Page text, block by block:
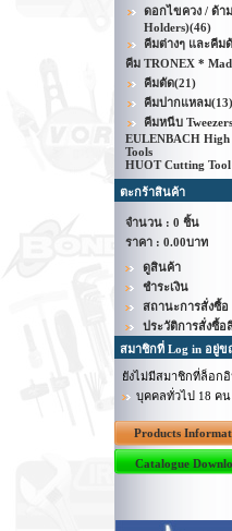
ดอกไขควง / ด้า
Holders)(46)
คีมต่างๆ และคีม
คีม TRONEX *
คีมตัด(21)
คีมปากแหลม(13)
คีมหนีบ Tweezers
EULENBACH
Tools
HUOT Cutting Tool
ตะกร้าสินค้า
จำนวน : 0 ชิ้น
ราคา : 0.00บาท
ดูสินค้า
ชำระเงิน
สถานะการสั่งซื้อ
ประวัติการสั่งซื้อ
สมาชิกที่ Log in อยู่
ยังไม่มีสมาชิกที่ล็อก
บุคคลทั่วไป 18 คน
Products
Catalogue